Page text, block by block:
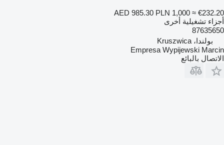
AED 985.30 PLN 1,000 ≈ €232.20
أجزاء تشغيلية أخرى
87635650
بولندا، Kruszwica
Empresa Wypijewski Marcin
الاتصال بالبائع